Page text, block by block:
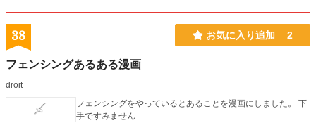
38 お気に入り追加 2
フェンシングあるある漫画
droit
フェンシングをやっているとあることを漫画にしました。 下
手ですみません